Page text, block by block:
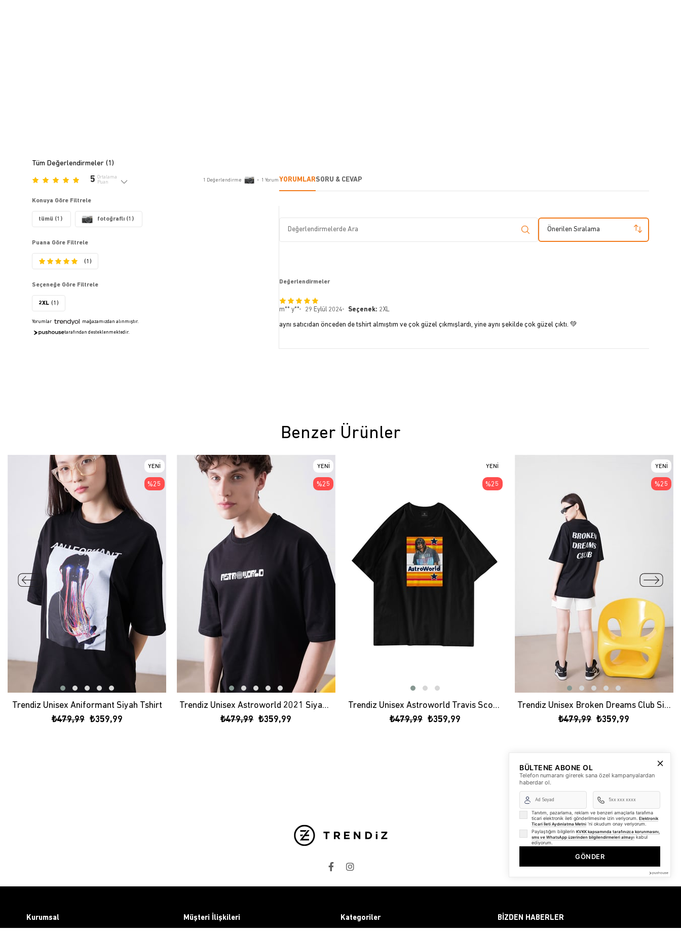
Tüm Değerlendirmeler (1)
5 Ortalama
Puan
1 Değerlendirme • 1 Yorum
Konuya Göre Filtrele
tümü (1) fotoğraflı (1)
Puana Göre Filtrele
(1)
Seçeneğe Göre Filtrele
2XL (1)
Yorumlar mağazamızdan alınmıştır.
tarafından desteklenmektedir.
YORUMLARSORU & CEVAP
Önerilen Sıralama
Değerlendirmeler
m** y** 29 Eylül 2024 Seçenek: 2XL
aynı satıcıdan önceden de tshirt almıştım ve çok güzel çıkmışlardı, yine aynı şekilde çok güzel çıktı. 💚
Benzer Ürünler
Trendiz Unisex Aniformant Siyah Tshirt
₺359,99
₺479,99
YENI
ÜRÜN
%25
Trendiz Unisex Astroworld 2021 Siyah Tshirt
₺359,99
₺479,99
YENI
ÜRÜN
%25
Trendiz Unisex Astroworld Travis Scott Siyah Tshirt
₺359,99
₺479,99
YENI
ÜRÜN
%25
Trendiz Unisex Broken Dreams Club Siyah Tshirt
₺359,99
₺479,99
YENI
ÜRÜN
%25
Kurumsal Müşteri İlişkileri Kategoriler BİZDEN HABERLER
BÜLTENE ABONE OL
Telefon numaranı girerek sana özel kampanyalardan
haberdar ol.
Tanıtım, pazarlama, reklam ve benzeri amaçlarla tarafıma
ticari elektronik ileti gönderilmesine izin veriyorum. Elektronik
Ticari İleti Aydınlatma Metni 'ni okudum onay veriyorum.
Paylaştığım bilgilerin KVKK kapsamında tarafınızca korunmasını,
sms ve WhatsApp üzerinden bilgilendirmeleri almayı kabul
ediyorum.
GÖNDER